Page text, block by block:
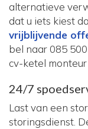
alternatieve
dat u iets kiest
vrijblijvende
bel naar 085
cv-ketel
24/7
Last van een
storingsdienst.